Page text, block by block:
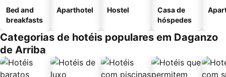
Bed and
breakfasts
Aparthotel Hostel
Casa de
hóspedes
Categorias de hotéis populares em Daganzo
de Arriba